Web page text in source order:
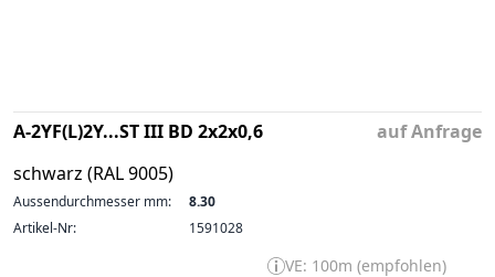
A-2YF(L)2Y...ST III BD 2x2x0,6
schwarz (RAL 9005)
auf Anfrage
Aussendurchmesser mm:
8.30
Artikel-Nr:
1591028
VE: 100m (empfohlen)